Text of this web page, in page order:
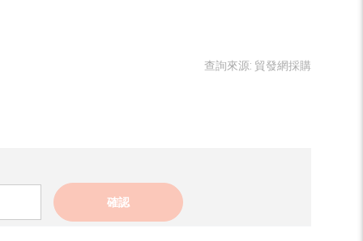
查詢來源: 貿發網採購
確認